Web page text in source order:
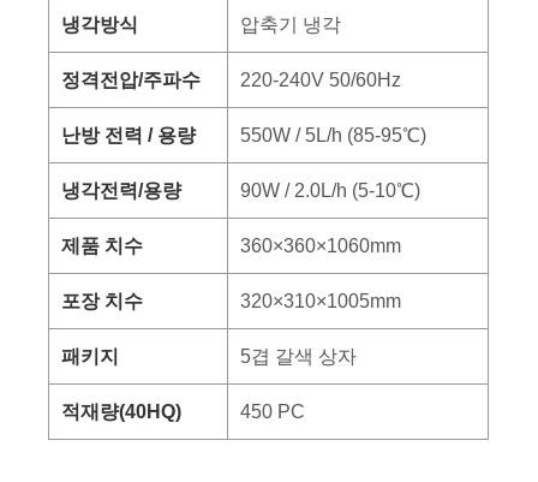
냉각방식 압축기 냉각
정격전압/주파수 220-240V 50/60Hz
난방 전력 / 용량 550W / 5L/h (85-95℃)
냉각전력/용량 90W / 2.0L/h (5-10℃)
제품 치수 360×360×1060mm
포장 치수 320×310×1005mm
패키지 5겹 갈색 상자
적재량(40HQ) 450 PC